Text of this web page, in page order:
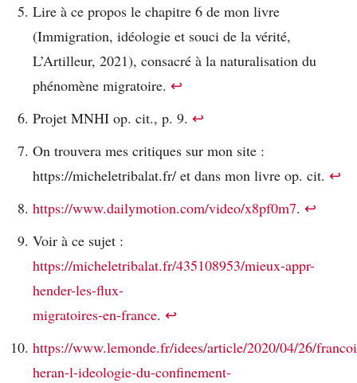
Lire à ce propos le chapitre 6 de mon livre
(Immigration, idéologie et souci de la vérité,
L’Artilleur, 2021), consacré à la naturalisation du
phénomène migratoire. ↩︎
Projet MNHI op. cit., p. 9. ↩︎
On trouvera mes critiques sur mon site :
https://micheletribalat.fr/ et dans mon livre op. cit. ↩︎
https://www.dailymotion.com/video/x8pf0m7. ↩︎
Voir à ce sujet :
https://micheletribalat.fr/435108953/mieux-appr-
hender-les-flux-
migratoires-en-france. ↩︎
https://www.lemonde.fr/idees/article/2020/04/26/
heran-l-ideologie-du-confinement-